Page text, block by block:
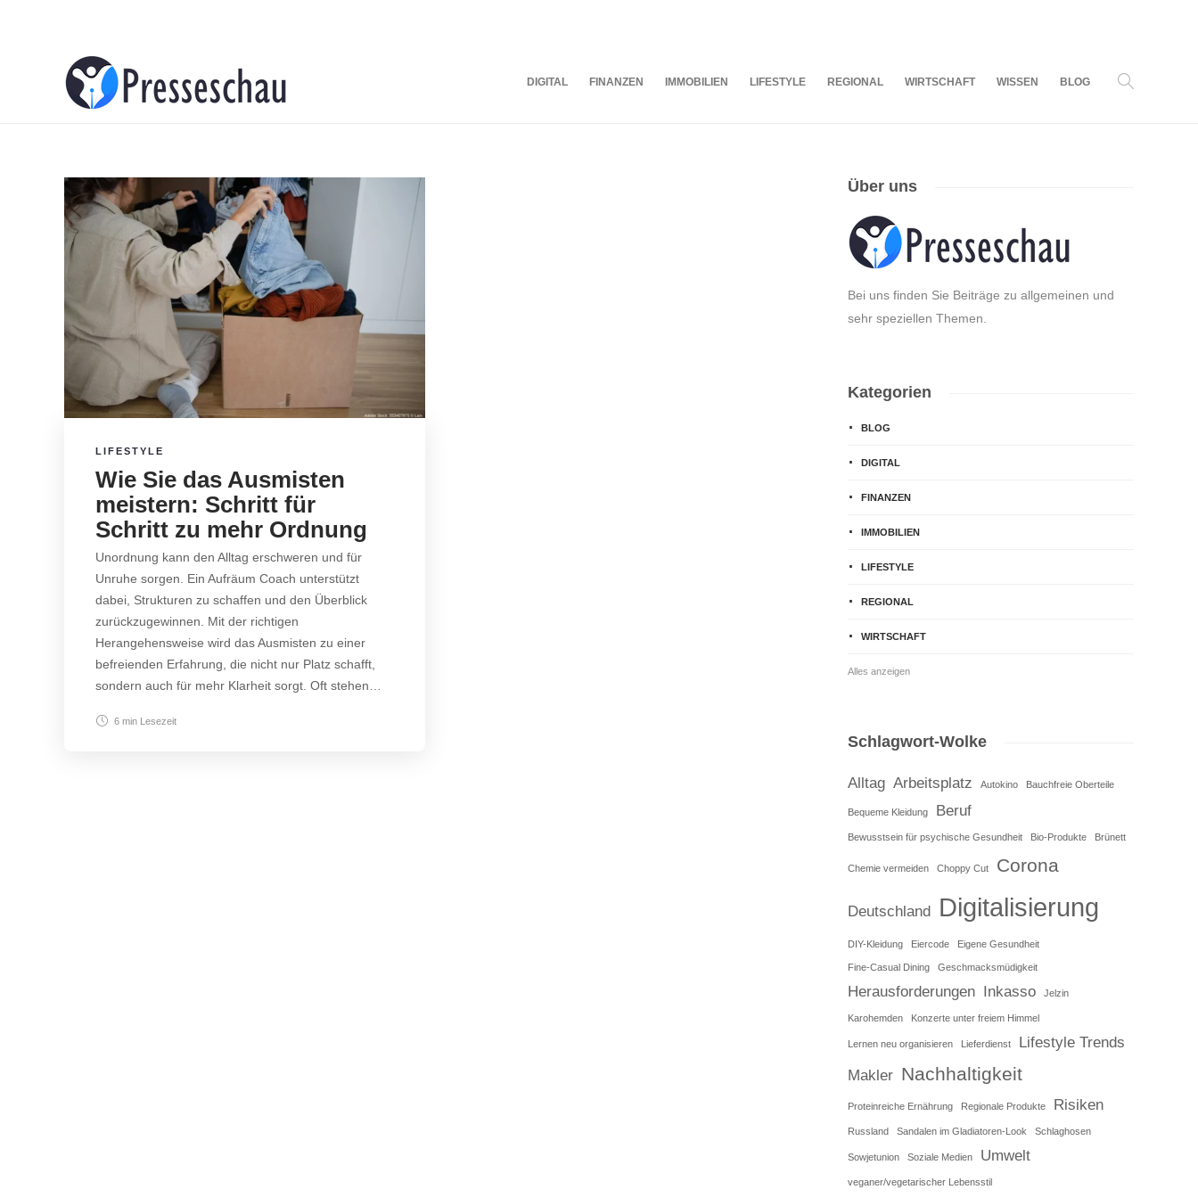
DIGITAL FINANZEN IMMOBILIEN LIFESTYLE REGIONAL WIRTSCHAFT WISSEN BLOG
LIFESTYLE
Wie Sie das Ausmisten
meistern: Schritt für
Schritt zu mehr Ordnung
Unordnung kann den Alltag erschweren und für
Unruhe sorgen. Ein Aufräum Coach unterstützt
dabei, Strukturen zu schaffen und den Überblick
zurückzugewinnen. Mit der richtigen
Herangehensweise wird das Ausmisten zu einer
befreienden Erfahrung, die nicht nur Platz schafft,
sondern auch für mehr Klarheit sorgt. Oft stehen…
6 min Lesezeit
Über uns
Bei uns finden Sie Beiträge zu allgemeinen und
sehr speziellen Themen.
Kategorien
BLOG
DIGITAL
FINANZEN
IMMOBILIEN
LIFESTYLE
REGIONAL
WIRTSCHAFT
Alles anzeigen
Schlagwort-Wolke
Alltag Arbeitsplatz Autokino Bauchfreie Oberteile
Bequeme Kleidung Beruf
Bewusstsein für psychische Gesundheit Bio-Produkte Brünett
Chemie vermeiden Choppy Cut Corona
Deutschland Digitalisierung
DIY-Kleidung Eiercode Eigene Gesundheit
Fine-Casual Dining Geschmacksmüdigkeit
Herausforderungen Inkasso Jelzin
Karohemden Konzerte unter freiem Himmel
Lernen neu organisieren Lieferdienst
Lifestyle Trends
Makler Nachhaltigkeit
Proteinreiche Ernährung Regionale Produkte Risiken
Russland Sandalen im Gladiatoren-Look Schlaghosen
Sowjetunion Soziale Medien Umwelt
veganer/vegetarischer Lebensstil